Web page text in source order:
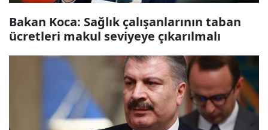
Bakan Koca: Sağlık çalışanlarının taban
ücretleri makul seviyeye çıkarılmalı